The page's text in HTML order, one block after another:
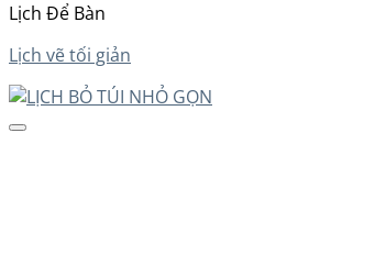
Lịch Để Bàn
Lịch vẽ tối giản